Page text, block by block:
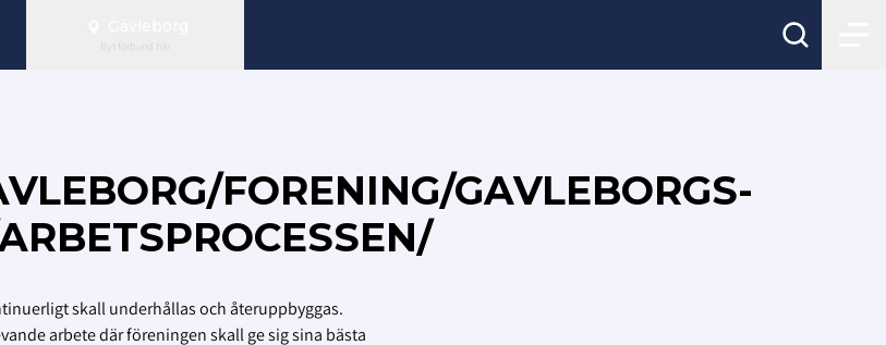
Byt förbund här
FORENING/GAVLEBORGS-
skall underhållas och återuppbyggas.
arbete där föreningen skall ge sig sina bästa